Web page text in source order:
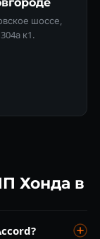
шоссе,
304а к1.
Хонда в